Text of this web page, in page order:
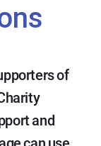
of
and